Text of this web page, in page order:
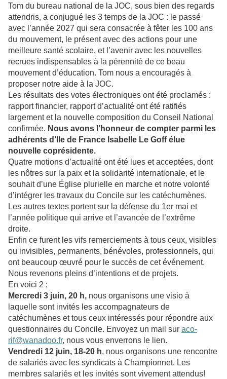
Tom du bureau national de la JOC, sous bien des regards
attendris, a conjugué les 3 temps de la JOC : le passé
avec l’année 2027 qui sera consacrée à fêter les 100 ans
du mouvement, le présent avec des actions pour une
meilleure santé scolaire, et l’avenir avec les nouvelles
recrues indispensables à la pérennité de ce beau
mouvement d’éducation. Tom nous a encouragés à
proposer notre aide à la JOC.
Les résultats des votes électroniques ont été proclamés :
rapport financier, rapport d’actualité ont été ratifiés
largement et la nouvelle composition du Conseil National
confirmée. Nous avons l’honneur de compter parmi les
adhérents d’Ile de France Isabelle Le Goff élue
nouvelle coprésidente.
Quatre motions d’actualité ont été lues et acceptées, dont
les nôtres sur la paix et la solidarité internationale, et le
souhait d’une Église plurielle en marche et notre volonté
d’intégrer les travaux du Concile sur les catéchumènes.
Les autres textes portent sur la défense du 1er mai et
l’année politique qui arrive et l’avancée de l’extrême
droite.
Enfin ce furent les vifs remerciements à tous ceux, visibles
ou invisibles, permanents, bénévoles, professionnels, qui
ont beaucoup œuvré pour le succès de cet événement.
Nous revenons pleins d’intentions et de projets.
En voici 2 ;
Mercredi 3 juin, 20 h, nous organisons une visio à
laquelle sont invités les accompagnateurs de
catéchumènes et tous ceux intéressés pour répondre aux
questionnaires du Concile. Envoyez un mail sur aco-
rif@wanadoo.fr, nous vous enverrons le lien.
Vendredi 12 juin, 18-20 h, nous organisons une rencontre
de salariés avec les syndicats à Championnet. Les
membres salariés et les invités sont vivement attendus!